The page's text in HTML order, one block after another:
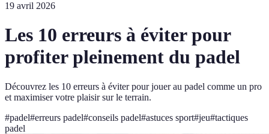
19 avril 2026
Les 10 erreurs à éviter pour
profiter pleinement du padel
Découvrez les 10 erreurs à éviter pour jouer au padel comme un pro
et maximiser votre plaisir sur le terrain.
#padel#erreurs padel#conseils padel#astuces sport#jeu#tactiques
padel